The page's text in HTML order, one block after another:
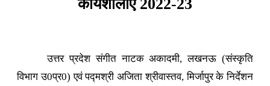
कार्यशालाएं 2022-23
उत्तर प्रदेश संगीत नाटक अकादमी, लखनऊ (संस्कृति
विभाग उ0प्र0) एवं पद्मश्री अजिता श्रीवास्तव, मिर्जापुर के निर्देशन